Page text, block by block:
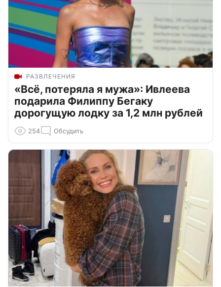
РАЗВЛЕЧЕНИЯ
«Всё, потеряла я мужа»: Ивлеева
подарила Филиппу Бегаку
дорогущую лодку за 1,2 млн рублей
254 Обсудить